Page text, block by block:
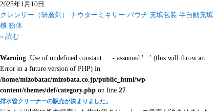
2025年1月10日
クレンザー（研磨剤）
ナウターミキサー パウチ 充填包装 半自動充填
機 粉体
» 読む
Warning: Use of undefined constant - assumed ' ' (this will throw an
Error in a future version of PHP) in
/home/mizobatac/mizobata.co.jp/public_html/wp-
content/themes/def/category.php on line 27
排水管クリーナーの販売が決まりました。